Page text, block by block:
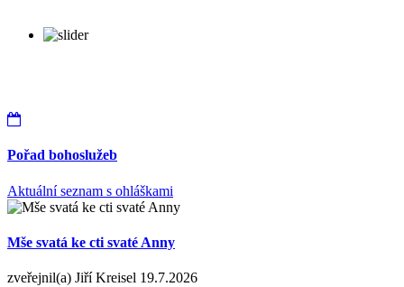
Pořad bohoslužeb
Aktuální seznam s ohláškami
Mše svatá ke cti svaté Anny
zveřejnil(a) Jiří Kreisel 19.7.2026